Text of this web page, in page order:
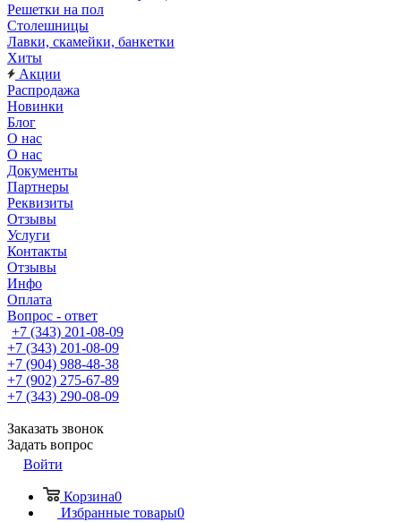
Решетки на пол
Столешницы
Лавки, скамейки, банкетки
Хиты
Акции
Распродажа
Новинки
Блог
О нас
О нас
Документы
Партнеры
Реквизиты
Отзывы
Услуги
Контакты
Отзывы
Инфо
Оплата
Вопрос - ответ
+7 (343) 201-08-09
+7 (343) 201-08-09
+7 (904) 988-48-38
+7 (902) 275-67-89
+7 (343) 290-08-09
Заказать звонок
Задать вопрос
Войти
Корзина0
Избранные товары0